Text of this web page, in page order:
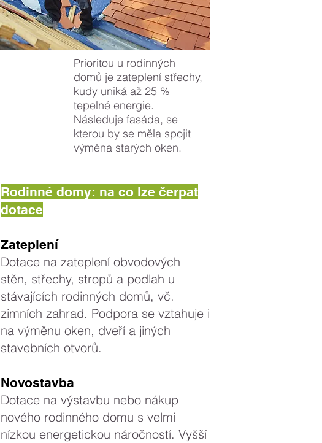
Prioritou u rodinných
domů je zateplení střechy,
kudy uniká až 25 %
tepelné energie.
Následuje fasáda, se
kterou by se měla spojit
výměna starých oken.
Rodinné domy: na co lze čerpat
dotace
Zateplení
Dotace na zateplení obvodových
stěn, střechy, stropů a podlah u
stávajících rodinných domů, vč.
zimních zahrad. Podpora se vztahuje i
na výměnu oken, dveří a jiných
stavebních otvorů.
Novostavba
Dotace na výstavbu nebo nákup
nového rodinného domu s velmi
nízkou energetickou náročností. Vyšší